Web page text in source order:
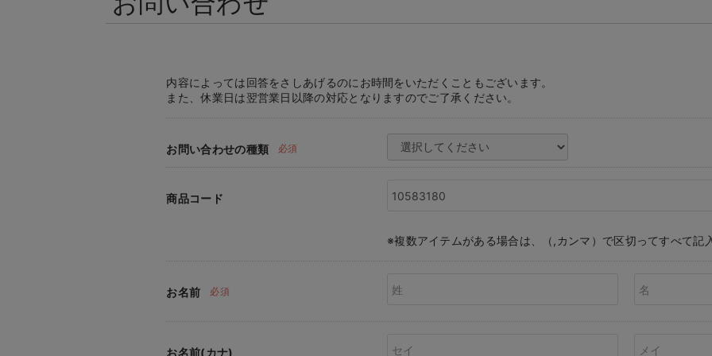
内容によっては回答をさしあげるのにお時間をいただくこともございます。
また、休業日は翌営業日以降の対応となりますのでご了承ください。
お問い合わせの種類 必須
商品コード
※複数アイテムがある場合は、（,カンマ）で区切ってすべて記
お名前 必須
お名前(カナ)